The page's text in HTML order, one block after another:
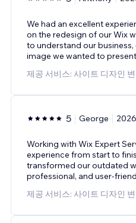
We had an excellent
on the redesign of our Wix
to understand our
image we wanted to
제공 서비스: 사이트 디자인
5 George
Working with Wix Expert
experience from start to
transformed our outdated
professional, and user-
제공 서비스: 사이트 디자인